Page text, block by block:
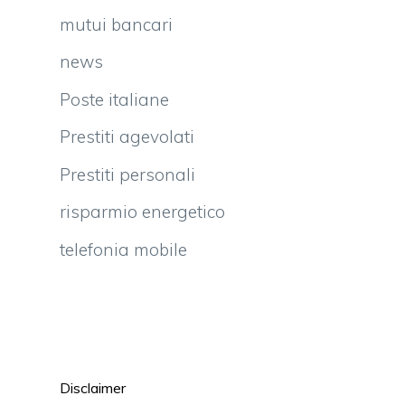
mutui bancari
news
Poste italiane
Prestiti agevolati
Prestiti personali
risparmio energetico
telefonia mobile
Disclaimer